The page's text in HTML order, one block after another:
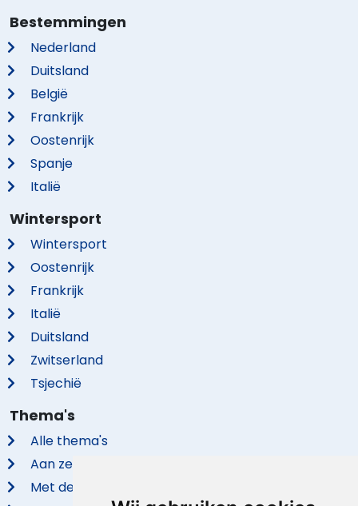
Bestemmingen
Nederland
Duitsland
België
Frankrijk
Oostenrijk
Spanje
Italië
Wintersport
Wintersport
Oostenrijk
Frankrijk
Italië
Duitsland
Zwitserland
Tsjechië
Thema's
Alle thema's
Aan zee
Met de hond